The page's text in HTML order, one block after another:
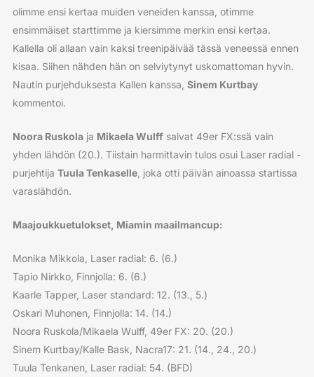
olimme ensi kertaa muiden veneiden kanssa, otimme
ensimmäiset starttimme ja kiersimme merkin ensi kertaa.
Kallella oli allaan vain kaksi treenipäivää tässä veneessä ennen
kisaa. Siihen nähden hän on selviytynyt uskomattoman hyvin.
Nautin purjehduksesta Kallen kanssa, Sinem Kurtbay
kommentoi.
Noora Ruskolaja Mikaela Wulffsaivat 49er FX:ssä vain
yhden lähdön (20.). Tiistain harmittavin tulos osui Laser radial -
purjehtija Tuula Tenkaselle, joka otti päivän ainoassa startissa
varaslähdön.
Maajoukkuetulokset, Miamin maailmancup:
Monika Mikkola, Laser radial: 6. (6.)
Tapio Nirkko, Finnjolla: 6. (6.)
Kaarle Tapper, Laser standard: 12. (13., 5.)
Oskari Muhonen, Finnjolla: 14. (14.)
Noora Ruskola/Mikaela Wulff, 49er FX: 20. (20.)
Sinem Kurtbay/Kalle Bask, Nacra17: 21. (14., 24., 20.)
Tuula Tenkanen, Laser radial: 54. (BFD)